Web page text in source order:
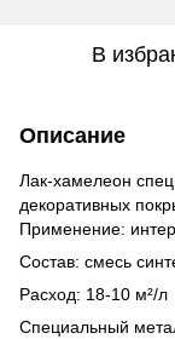
В
Описание
Лак-хамелеон
декоративных
Применение:
Состав: смесь
Расход: 18-10 м²/л
Специальный